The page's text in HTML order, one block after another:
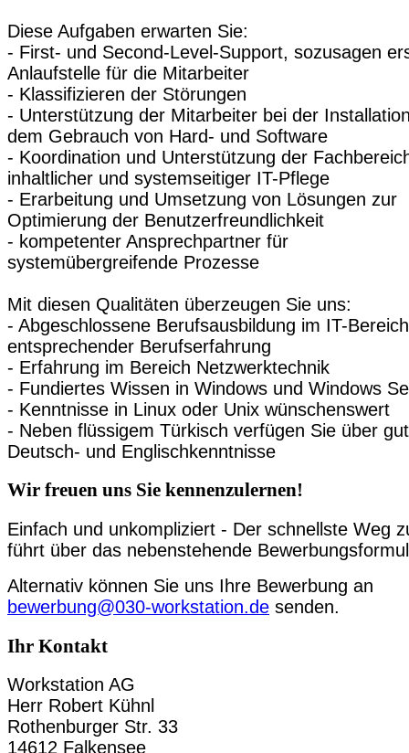
Diese Aufgaben erwarten Sie:
- First- und Second-Level-Support, sozusagen
Anlaufstelle für die Mitarbeiter
- Klassifizieren der Störungen
- Unterstützung der Mitarbeiter bei der
dem Gebrauch von Hard- und Software
- Koordination und Unterstützung der
inhaltlicher und systemseitiger IT-Pflege
- Erarbeitung und Umsetzung von Lösungen zur
Optimierung der Benutzerfreundlichkeit
- kompetenter Ansprechpartner für
systemübergreifende Prozesse
Mit diesen Qualitäten überzeugen Sie uns:
- Abgeschlossene Berufsausbildung im IT-
entsprechender Berufserfahrung
- Erfahrung im Bereich Netzwerktechnik
- Fundiertes Wissen in Windows und Windows
- Kenntnisse in Linux oder Unix wünschenswert
- Neben flüssigem Türkisch verfügen Sie über
Deutsch- und Englischkenntnisse
Wir freuen uns Sie kennenzulernen!
Einfach und unkompliziert - Der schnellste Weg
führt über das nebenstehende
Alternativ können Sie uns Ihre Bewerbung an
bewerbung@030-workstation.de senden.
Ihr Kontakt
Workstation AG
Herr Robert Kühnl
Rothenburger Str. 33
14612 Falkensee